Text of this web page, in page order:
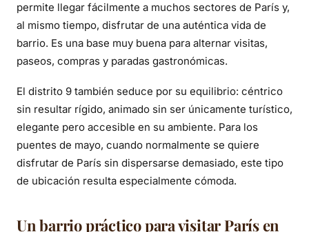
permite llegar fácilmente a muchos sectores de París y,
al mismo tiempo, disfrutar de una auténtica vida de
barrio. Es una base muy buena para alternar visitas,
paseos, compras y paradas gastronómicas.
El distrito 9 también seduce por su equilibrio: céntrico
sin resultar rígido, animado sin ser únicamente turístico,
elegante pero accesible en su ambiente. Para los
puentes de mayo, cuando normalmente se quiere
disfrutar de París sin dispersarse demasiado, este tipo
de ubicación resulta especialmente cómoda.
Un barrio práctico para visitar París en